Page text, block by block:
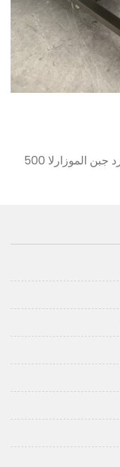
ماكينة فرد جبن الموزارلا 500